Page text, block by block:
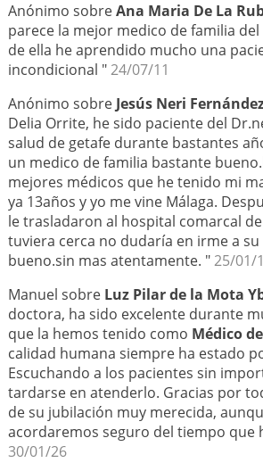
Anónimo sobreAna Maria De La
parece la mejor medico de familia
de ella he aprendido mucho una
incondicional "24/07/11
Anónimo sobreJesús Neri
Delia Orrite, he sido paciente del
salud de getafe durante bastantes
un medico de familia bastante
mejores médicos que he tenido mi
ya 13años y yo me vine Málaga.
le trasladaron al hospital comarcal de
tuviera cerca no dudaría en irme a
bueno.sin mas atentamente. "25/01/
Manuel sobre Luz Pilar de la Mota
doctora, ha sido excelente durante
que la hemos tenido como Médico
calidad humana siempre ha estado
Escuchando a los pacientes sin
tardarse en atenderlo. Gracias por
de su jubilación muy merecida,
acordaremos seguro del tiempo que
30/01/26